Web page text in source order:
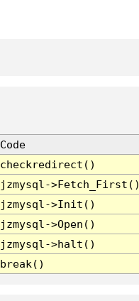
Code
checkredirect()
jzmysql-
jzmysql->Init()
jzmysql->Open()
jzmysql->halt()
break()